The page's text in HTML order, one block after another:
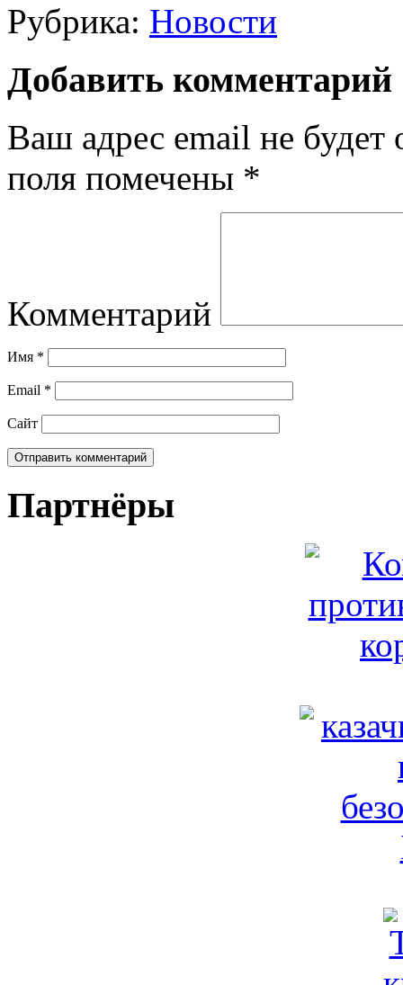
Рубрика: Новости
Добавить комментарий
Ваш адрес email не будет
поля помечены *
Комментарий
Имя *
Email *
Сайт
Партнёры